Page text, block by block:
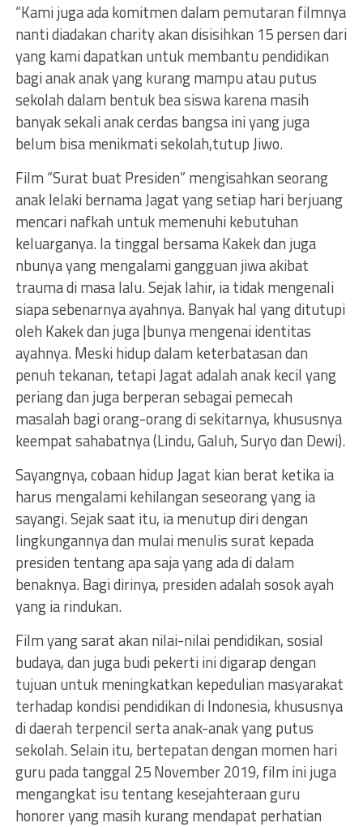
“Kami juga ada komitmen dalam pemutaran filmnya
nanti diadakan charity akan disisihkan 15 persen dari
yang kami dapatkan untuk membantu pendidikan
bagi anak anak yang kurang mampu atau putus
sekolah dalam bentuk bea siswa karena masih
banyak sekali anak cerdas bangsa ini yang juga
belum bisa menikmati sekolah,tutup Jiwo.
Film “Surat buat Presiden” mengisahkan seorang
anak Ielaki bernama Jagat yang setiap hari berjuang
mencari nafkah untuk memenuhi kebutuhan
keluarganya. Ia tinggal bersama Kakek dan juga
nbunya yang mengalami gangguan jiwa akibat
trauma di masa lalu. Sejak lahir, ia tidak mengenali
siapa sebenarnya ayahnya. Banyak hal yang ditutupi
oleh Kakek dan juga |bunya mengenai identitas
ayahnya. Meski hidup dalam keterbatasan dan
penuh tekanan, tetapi Jagat adalah anak kecil yang
periang dan juga berperan sebagai pemecah
masalah bagi orang-orang di sekitarnya, khususnya
keempat sahabatnya (Lindu, Galuh, Suryo dan Dewi).
Sayangnya, cobaan hidup Jagat kian berat ketika ia
harus mengalami kehilangan seseorang yang ia
sayangi. Sejak saat itu, ia menutup diri dengan
lingkungannya dan mulai menulis surat kepada
presiden tentang apa saja yang ada di dalam
benaknya. Bagi dirinya, presiden adalah sosok ayah
yang ia rindukan.
Film yang sarat akan nilai-nilai pendidikan, sosial
budaya, dan juga budi pekerti ini digarap dengan
tujuan untuk meningkatkan kepedulian masyarakat
terhadap kondisi pendidikan di Indonesia, khususnya
di daerah terpencil serta anak-anak yang putus
sekolah. Selain itu, bertepatan dengan momen hari
guru pada tanggal 25 November 2019, film ini juga
mengangkat isu tentang kesejahteraan guru
honorer yang masih kurang mendapat perhatian